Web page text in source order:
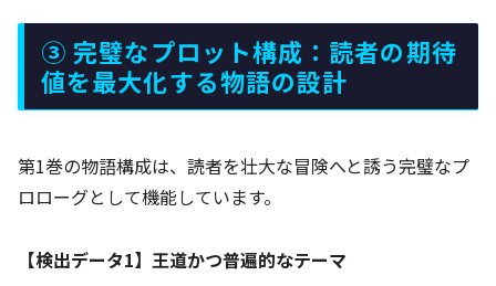
③ 完璧なプロット構成：読者の期待
値を最大化する物語の設計
第1巻の物語構成は、読者を壮大な冒険へと誘う完璧なプ
ロローグとして機能しています。
【検出データ1】王道かつ普遍的なテーマ